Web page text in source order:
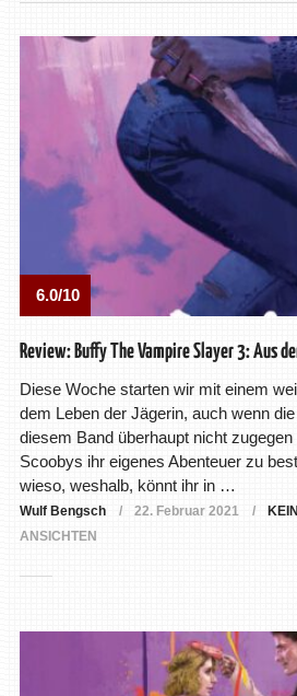
6.0/10
Review: Buffy The Vampire Slayer 3: Aus
Diese Woche starten wir mit einem
dem Leben der Jägerin, auch wenn
diesem Band überhaupt nicht
Scoobys ihr eigenes Abenteuer zu
wieso, weshalb, könnt ihr in …
Wulf Bengsch 22. Februar 2021
ANSICHTEN